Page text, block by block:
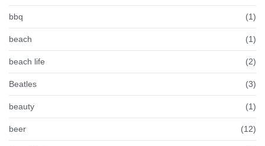
bbq (1)
beach (1)
beach life (2)
Beatles (3)
beauty (1)
beer (12)